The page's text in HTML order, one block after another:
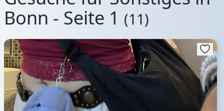
Bonn - Seite 1 (11)